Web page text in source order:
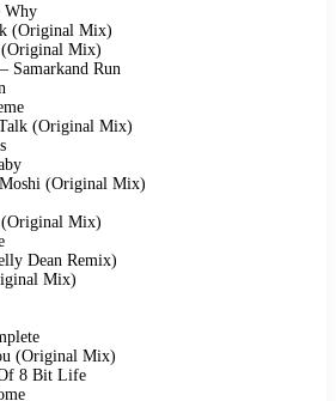
Why
(Original Mix)
Mix)
Samarkand Run
(Original Mix)
(Original Mix)
Mix)
Dean Remix)
Mix)
(Original Mix)
8 Bit Life